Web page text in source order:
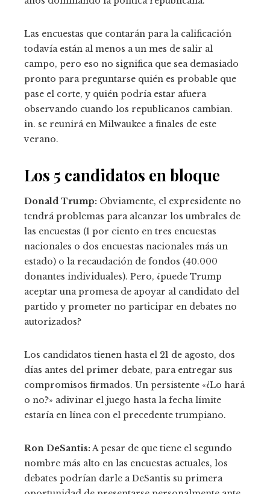
Las encuestas que contarán para la calificación
todavía están al menos a un mes de salir al
campo, pero eso no significa que sea demasiado
pronto para preguntarse quién es probable que
pase el corte, y quién podría estar afuera
observando cuando los republicanos cambian.
in. se reunirá en Milwaukee a finales de este
verano.
Los 5 candidatos en bloque
Donald Trump: Obviamente, el expresidente no
tendrá problemas para alcanzar los umbrales de
las encuestas (1 por ciento en tres encuestas
nacionales o dos encuestas nacionales más un
estado) o la recaudación de fondos (40.000
donantes individuales). Pero, ¿puede Trump
aceptar una promesa de apoyar al candidato del
partido y prometer no participar en debates no
autorizados?
Los candidatos tienen hasta el 21 de agosto, dos
días antes del primer debate, para entregar sus
compromisos firmados. Un persistente «¿Lo hará
o no?» adivinar el juego hasta la fecha límite
estaría en línea con el precedente trumpiano.
Ron DeSantis:A pesar de que tiene el segundo
nombre más alto en las encuestas actuales, los
debates podrían darle a DeSantis su primera